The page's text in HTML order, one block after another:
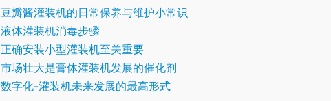
豆瓣酱灌装机的日常保养与维护小常识
液体灌装机消毒步骤
正确安装小型灌装机至关重要
市场壮大是膏体灌装机发展的催化剂
数字化-灌装机未来发展的最高形式